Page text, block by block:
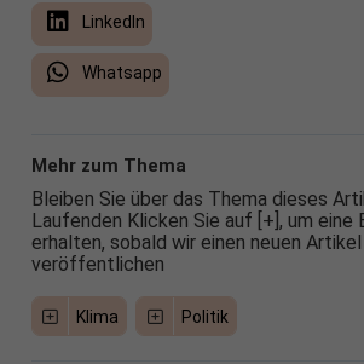
LinkedIn
Whatsapp
Mehr zum Thema
Bleiben Sie über das Thema dieses
Laufenden Klicken Sie auf [+], um eine
erhalten, sobald wir einen neuen
veröffentlichen
Klima Politik